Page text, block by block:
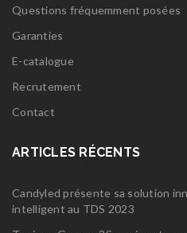
Questions fréquemment posées
Garanties
E-catalogue
Recrutement
Contact
ARTICLES RÉCENTS
Candyled présente sa solution
intelligent au TDS 2023